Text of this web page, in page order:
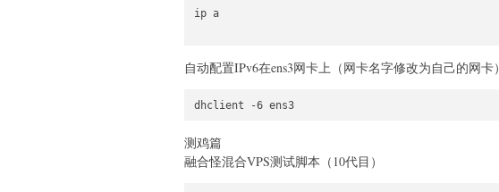
ip a
自动配置IPv6在ens3网卡上（网卡名字修改为自己的网卡）
dhclient -6 ens3
测鸡篇
融合怪混合VPS测试脚本（10代目）